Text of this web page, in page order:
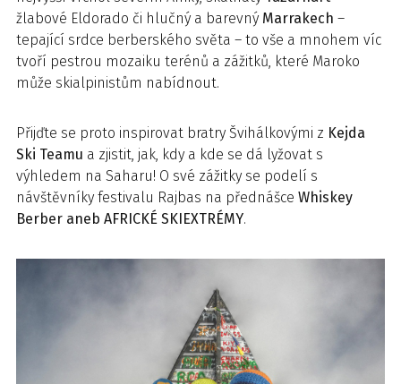
žlabové Eldorado či hlučný a barevný Marrakech –
tepající srdce berberského světa – to vše a mnohem víc
tvoří pestrou mozaiku terénů a zážitků, které Maroko
může skialpinistům nabídnout.
Přijďte se proto inspirovat bratry Švihálkovými z Kejda
Ski Teamu a zjistit, jak, kdy a kde se dá lyžovat s
výhledem na Saharu! O své zážitky se podelí s
návštěvníky festivalu Rajbas na přednášce Whiskey
Berber aneb AFRICKÉ SKIEXTRÉMY.